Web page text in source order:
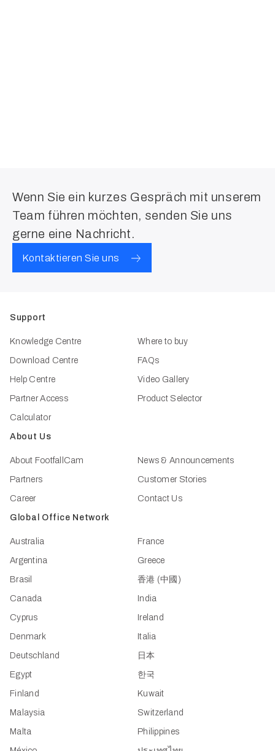
Wenn Sie ein kurzes Gespräch mit unserem
Team führen möchten, senden Sie uns
gerne eine Nachricht.
Kontaktieren Sie uns
Support
Knowledge Centre
Download Centre
Help Centre
Partner Access
Calculator
Where to buy
FAQs
Video Gallery
Product Selector
About Us
About FootfallCam
Partners
Career
News & Announcements
Customer Stories
Contact Us
Global Office Network
Australia
Argentina
Brasil
Canada
Cyprus
Denmark
Deutschland
Egypt
Finland
France
Greece
香港 (中國)
India
Ireland
Italia
日本
한국
Kuwait
Malaysia
Malta
Switzerland
Philippines